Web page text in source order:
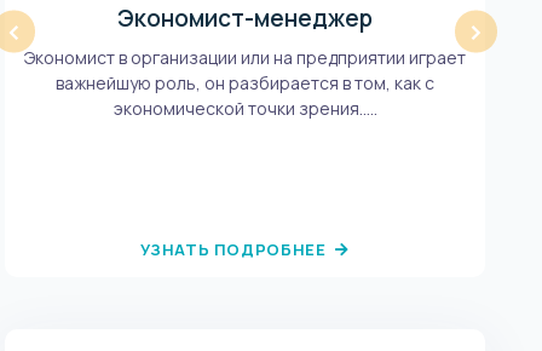
‹ Экономист-менеджер
Экономист в организации или на предприятии играет
важнейшую роль, он разбирается в том, как с
экономической точки зрения.....
УЗНАТЬ ПОДРОБНЕЕ
›